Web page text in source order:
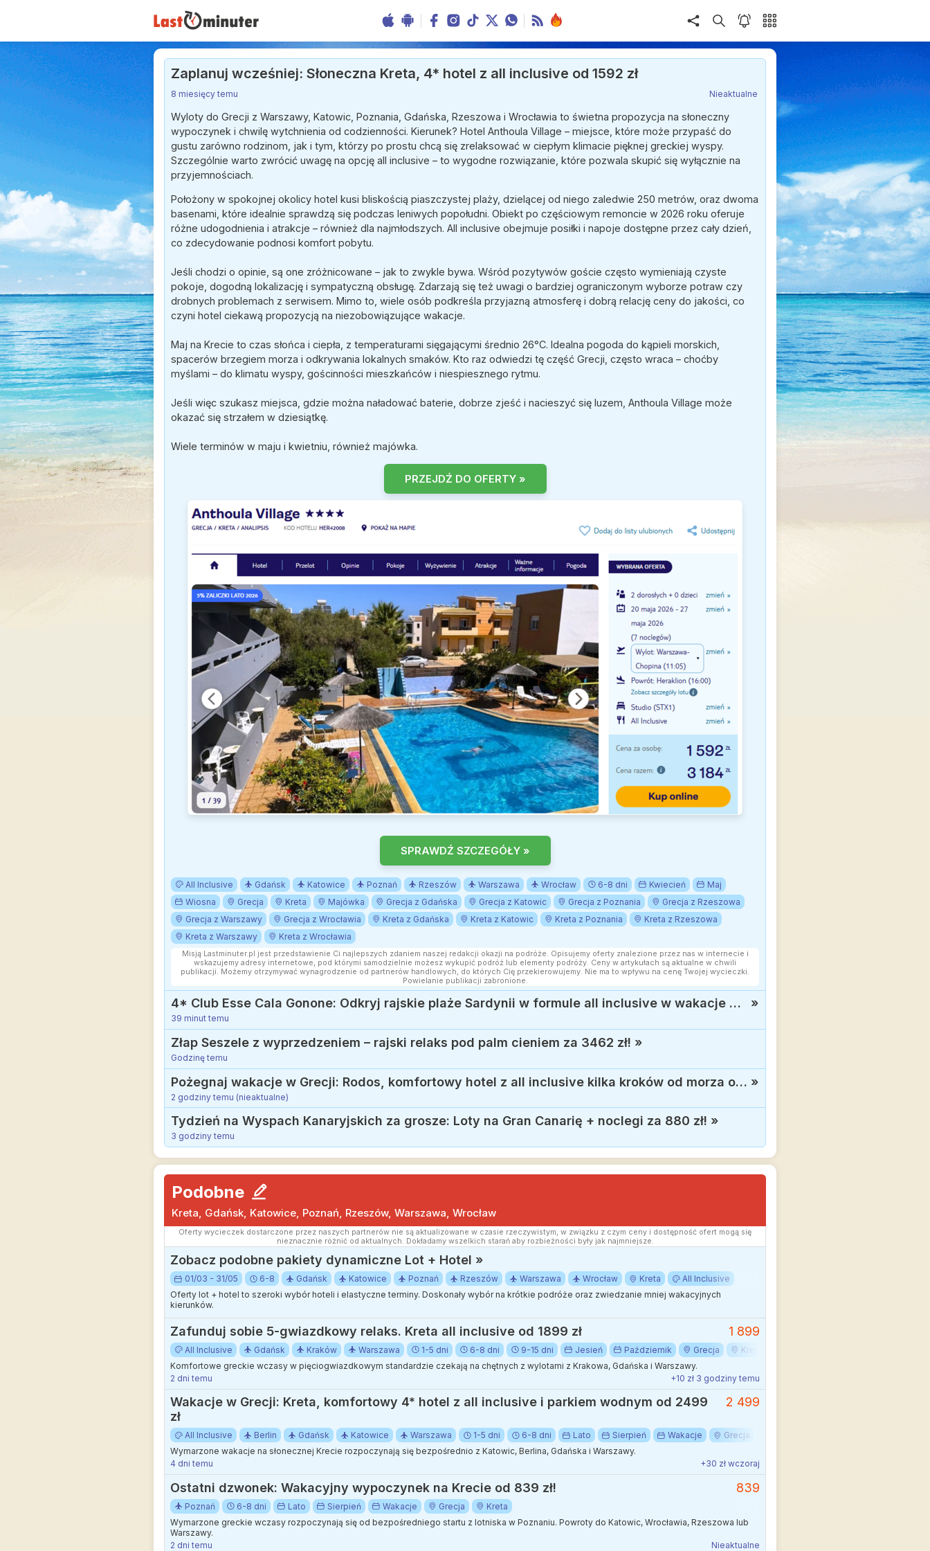
Zaplanuj wcześniej: Słoneczna Kreta, 4* hotel z all inclusive od 1592 zł
8 miesięcy temu Nieaktualne
Wyloty do Grecji z Warszawy, Katowic, Poznania, Gdańska, Rzeszowa i Wrocławia to świetna propozycja na słoneczny
wypoczynek i chwilę wytchnienia od codzienności. Kierunek? Hotel Anthoula Village – miejsce, które może przypaść do
gustu zarówno rodzinom, jak i tym, którzy po prostu chcą się zrelaksować w ciepłym klimacie pięknej greckiej wyspy.
Szczególnie warto zwrócić uwagę na opcję all inclusive – to wygodne rozwiązanie, które pozwala skupić się wyłącznie na
przyjemnościach.
Położony w spokojnej okolicy hotel kusi bliskością piaszczystej plaży, dzielącej od niego zaledwie 250 metrów, oraz dwoma
basenami, które idealnie sprawdzą się podczas leniwych popołudni. Obiekt po częściowym remoncie w 2026 roku oferuje
różne udogodnienia i atrakcje – również dla najmłodszych. All inclusive obejmuje posiłki i napoje dostępne przez cały dzień,
co zdecydowanie podnosi komfort pobytu.
Jeśli chodzi o opinie, są one zróżnicowane – jak to zwykle bywa. Wśród pozytywów goście często wymieniają czyste
pokoje, dogodną lokalizację i sympatyczną obsługę. Zdarzają się też uwagi o bardziej ograniczonym wyborze potraw czy
drobnych problemach z serwisem. Mimo to, wiele osób podkreśla przyjazną atmosferę i dobrą relację ceny do jakości, co
czyni hotel ciekawą propozycją na niezobowiązujące wakacje.
Maj na Krecie to czas słońca i ciepła, z temperaturami sięgającymi średnio 26°C. Idealna pogoda do kąpieli morskich,
spacerów brzegiem morza i odkrywania lokalnych smaków. Kto raz odwiedzi tę część Grecji, często wraca – choćby
myślami – do klimatu wyspy, gościnności mieszkańców i niespiesznego rytmu.
Jeśli więc szukasz miejsca, gdzie można naładować baterie, dobrze zjeść i nacieszyć się luzem, Anthoula Village może
okazać się strzałem w dziesiątkę.
Wiele terminów w maju i kwietniu, również majówka.
PRZEJDŹ DO OFERTY »
SPRAWDŹ SZCZEGÓŁY »
All Inclusive Gdańsk Katowice Poznań Rzeszów Warszawa Wrocław 6-8 dni Kwiecień
Maj
Wiosna
Grecja Kreta Majówka Grecja z Gdańska Grecja z Katowic Grecja z Poznania
Grecja z Rzeszowa
Grecja z Warszawy
Grecja z Wrocławia Kreta z Gdańska Kreta z Katowic Kreta z Poznania
Kreta z Rzeszowa
Kreta z Warszawy
Kreta z Wrocławia
Misją Lastminuter.pl jest przedstawienie Ci najlepszych zdaniem naszej redakcji okazji na podróże. Opisujemy oferty znalezione przez nas w internecie i
wskazujemy adresy internetowe, pod którymi samodzielnie możesz wykupić podróż lub elementy podróży. Ceny w artykułach są aktualne w chwili
publikacji. Możemy otrzymywać wynagrodzenie od partnerów handlowych, do których Cię przekierowujemy. Nie ma to wpływu na cenę Twojej wycieczki.
Powielanie publikacji zabronione.
4* Club Esse Cala Gonone: Odkryj rajskie plaże Sardynii w formule all inclusive w wakacje za 3199 zł »
39 minut temu
Złap Seszele z wyprzedzeniem – rajski relaks pod palm cieniem za 3462 zł! »
Godzinę temu
Pożegnaj wakacje w Grecji: Rodos, komfortowy hotel z all inclusive kilka kroków od morza od 2318 zł »
2 godziny temu (nieaktualne)
Tydzień na Wyspach Kanaryjskich za grosze: Loty na Gran Canarię + noclegi za 880 zł! »
3 godziny temu
Podobne
Kreta, Gdańsk, Katowice, Poznań, Rzeszów, Warszawa, Wrocław
Oferty wycieczek dostarczone przez naszych partnerów nie są aktualizowane w czasie rzeczywistym, w związku z czym ceny i dostępność ofert mogą się
nieznacznie różnić od aktualnych. Dokładamy wszelkich starań aby rozbieżności były jak najmniejsze.
Zobacz podobne pakiety dynamiczne Lot + Hotel »
01/03 - 31/05 6-8 Gdańsk Katowice Poznań Rzeszów Warszawa Wrocław Kreta
All Inclusive
Oferty lot + hotel to szeroki wybór hoteli i elastyczne terminy. Doskonały wybór na krótkie podróże oraz zwiedzanie mniej wakacyjnych
kierunków.
Zafunduj sobie 5-gwiazdkowy relaks. Kreta all inclusive od 1899 zł 1 899
All Inclusive Gdańsk Kraków Warszawa 1-5 dni 6-8 dni 9-15 dni Jesień Październik Grecja
Kreta
Komfortowe greckie wczasy w pięciogwiazdkowym standardzie czekają na chętnych z wylotami z Krakowa, Gdańska i Warszawy.
2 dni temu
+10 zł 3 godziny temu
Wakacje w Grecji: Kreta, komfortowy 4* hotel z all inclusive i parkiem wodnym od 2499
zł
2 499
All Inclusive Berlin Gdańsk Katowice Warszawa 1-5 dni 6-8 dni Lato Sierpień Wakacje Grecja
Wymarzone wakacje na słonecznej Krecie rozpoczynają się bezpośrednio z Katowic, Berlina, Gdańska i Warszawy.
4 dni temu
+30 zł wczoraj
Ostatni dzwonek: Wakacyjny wypoczynek na Krecie od 839 zł! 839
Poznań 6-8 dni Lato Sierpień Wakacje Grecja
Kreta
Wymarzone greckie wczasy rozpoczynają się od bezpośredniego startu z lotniska w Poznaniu. Powroty do Katowic, Wrocławia, Rzeszowa lub
Warszawy.
2 dni temu
Nieaktualne